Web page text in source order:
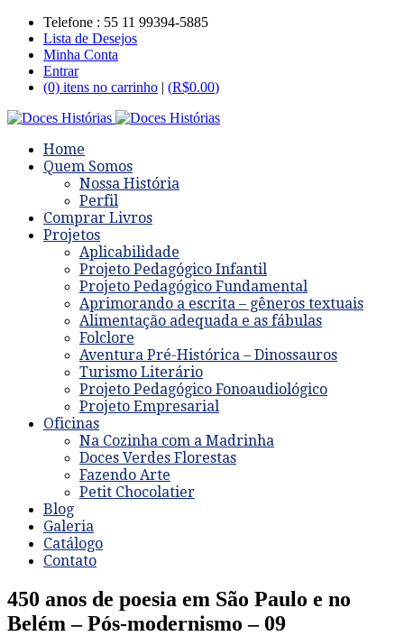
Telefone : 55 11 99394-5885
Lista de Desejos
Minha Conta
Entrar
(0) itens no carrinho | (R$0.00)
Home
Quem Somos
Nossa História
Perfil
Comprar Livros
Projetos
Aplicabilidade
Projeto Pedagógico Infantil
Projeto Pedagógico Fundamental
Aprimorando a escrita – gêneros textuais
Alimentação adequada e as fábulas
Folclore
Aventura Pré-Histórica – Dinossauros
Turismo Literário
Projeto Pedagógico Fonoaudiológico
Projeto Empresarial
Oficinas
Na Cozinha com a Madrinha
Doces Verdes Florestas
Fazendo Arte
Petit Chocolatier
Blog
Galeria
Catálogo
Contato
450 anos de poesia em São Paulo e no
Belém – Pós-modernismo – 09